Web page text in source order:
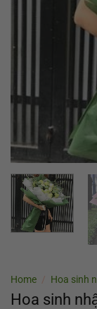
Home / Hoa sinh
Hoa sinh